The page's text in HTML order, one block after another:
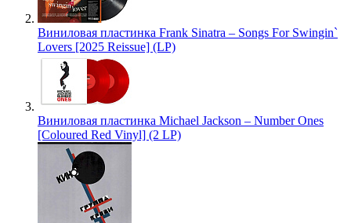
Виниловая пластинка Frank Sinatra – Songs For Swingin`
Lovers [2025 Reissue] (LP)
Виниловая пластинка Michael Jackson – Number Ones
[Coloured Red Vinyl] (2 LP)